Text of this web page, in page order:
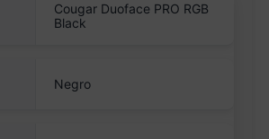
Cougar Duoface PRO RGB
Black
Negro